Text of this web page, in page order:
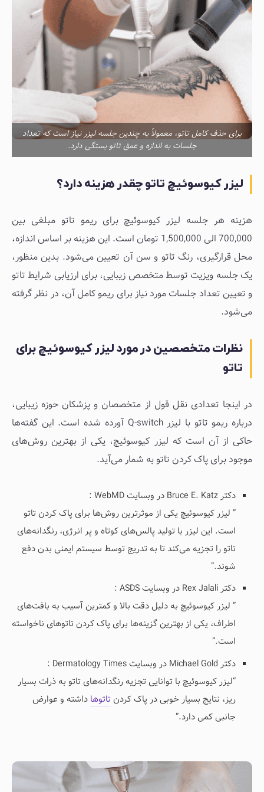
برای حذف کامل تاتو، معمولاً به چندین جلسه لیزر نیاز است که تعداد
جلسات به اندازه و عمق تاتو بستگی دارد.
لیزر کیوسوئیچ تاتو چقدر هزینه دارد؟
هزینه هر جلسه لیزر کیوسوئیچ برای ریمو تاتو مبلغی بین
700,000 الی 1,500,000 تومان است. این هزینه بر اساس اندازه،
محل قرارگیری، رنگ‌ تاتو و سن آن تعیین می‌شود. بدین منظور،
یک جلسه ویزیت توسط متخصص زیبایی، برای ارزیابی شرایط تاتو
و تعیین تعداد جلسات مورد نیاز برای ریمو کامل آن، در نظر گرفته
می‌شود.
نظرات متخصصین در مورد لیزر کیوسوئیچ برای
تاتو
در اینجا تعدادی نقل قول از متخصصان و پزشکان حوزه زیبایی،
درباره ریمو تاتو با لیزر Q-switch آورده شده است. این گفته‌ها
حاکی از آن است که لیزر کیوسوئیچ، یکی از بهترین روش‌های
موجود برای پاک کردن تاتو به شمار می‌آید.
دکتر Bruce E. Katz در وبسایت WebMD :
” لیزر کیوسوئیچ یکی از موثرترین روش‌ها برای پاک کردن تاتو
است. این لیزر با تولید پالس‌های کوتاه و پر انرژی، رنگدانه‌های
تاتو را تجزیه می‌کند تا به تدریج توسط سیستم ایمنی بدن دفع
شوند.”
دکتر Rex Jalali در وبسایت ASDS :
” لیزر کیوسوئیچ به دلیل دقت بالا و کمترین آسیب به بافت‌های
اطراف، یکی از بهترین گزینه‌ها برای پاک کردن تاتوهای ناخواسته
است.”
دکتر Michael Gold در وبسایت Dermatology Times :
“لیزر کیوسوئیچ با توانایی تجزیه رنگدانه‌های تاتو به ذرات بسیار
ریز، نتایج بسیار خوبی در پاک کردنتاتوها داشته و عوارض
جانبی کمی دارد.”